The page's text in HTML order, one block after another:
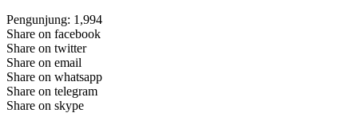
Pengunjung: 1,994
Share on facebook
Share on twitter
Share on email
Share on whatsapp
Share on telegram
Share on skype